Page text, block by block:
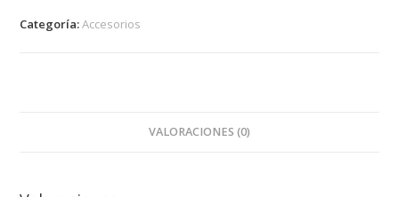
Categoría:Accesorios
VALORACIONES (0)